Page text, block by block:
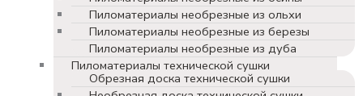
Пиломатериалы необрезные из ольхи
Пиломатериалы необрезные из березы
Пиломатериалы необрезные из дуба
Пиломатериалы технической сушки
Обрезная доска технической сушки